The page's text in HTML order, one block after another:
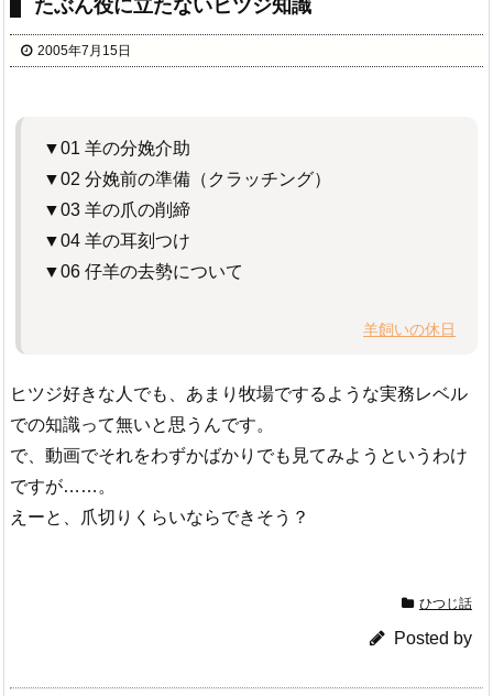
たぶん役に立たないヒツジ知識
2005年7月15日
▼01 羊の分娩介助
▼02 分娩前の準備（クラッチング）
▼03 羊の爪の削締
▼04 羊の耳刻つけ
▼06 仔羊の去勢について
羊飼いの休日
ヒツジ好きな人でも、あまり牧場でするような実務レベル
での知識って無いと思うんです。
で、動画でそれをわずかばかりでも見てみようというわけ
ですが……。
えーと、爪切りくらいならできそう？
ひつじ話
Posted by